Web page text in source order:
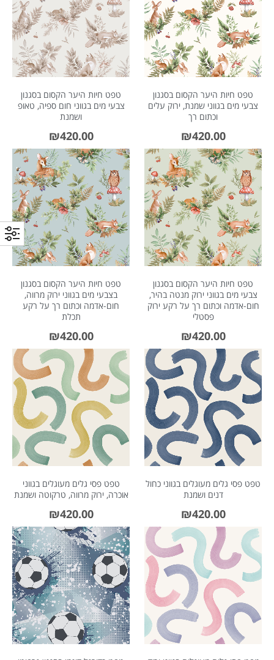
טפט חיות היער הקסום בסגנון
צבעי מים בגווני שמנת, ירוק עלים
וכתום רך
₪420.00
טפט חיות היער הקסום בסגנון
צבעי מים בגווני חום ספיה, טאופ
ושמנת
₪420.00
טפט חיות היער הקסום בסגנון
צבעי מים בגווני ירוק מנטה בהיר,
חום-אדמה וכתום רך על רקע ירוק
פסטלי
₪420.00
טפט חיות היער הקסום בסגנון
בצבעי מים בגווני ירוק מרווה,
חום-אדמה וכתום רך על רקע
תכלת
₪420.00
טפט פסי גלים מעוגלים בגווני כחול
דנים ושמנת
₪420.00
טפט פסי גלים מעוגלים בגווני
אוכרה, ירוק מרווה, טרקוטה ושמנת
₪420.00